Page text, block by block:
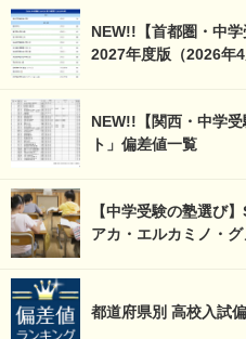
NEW!!【首都圏・中
2027年度版（2026年4
NEW!!【関西・中学
ト」偏差値一覧
【中学受験の塾選び
アカ・エルカミノ・
都道府県別 高校入試